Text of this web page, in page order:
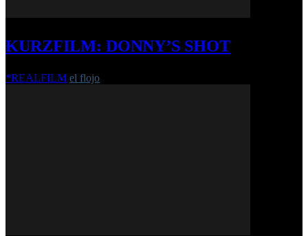
KURZFILM: DONNY’S SHOT
*REALFILM el flojo